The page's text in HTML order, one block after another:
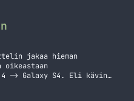
jakaa hieman
oikeastaan
4 -> Galaxy S4. Eli kävin
minua varten ja
Galaxy S4 parin